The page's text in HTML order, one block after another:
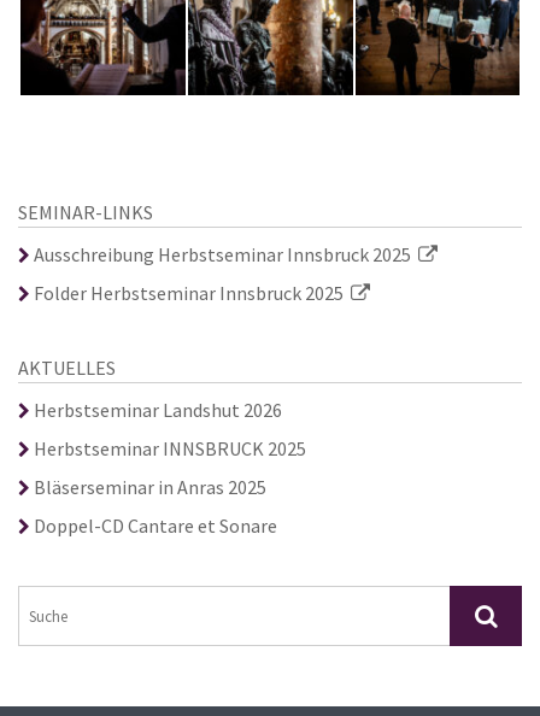
SEMINAR-LINKS
Ausschreibung Herbstseminar Innsbruck 2025
Folder Herbstseminar Innsbruck 2025
AKTUELLES
Herbstseminar Landshut 2026
Herbstseminar INNSBRUCK 2025
Bläserseminar in Anras 2025
Doppel-CD Cantare et Sonare